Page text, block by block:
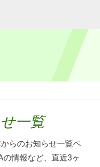
一覧
らのお知らせ一覧ペ
の情報など、直近3ヶ